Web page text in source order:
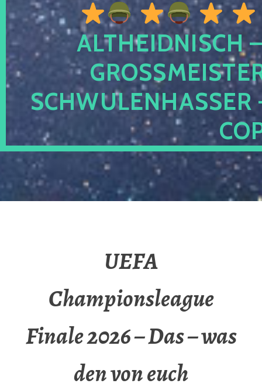
ALTHEIDNISCH
CHWULENHASSER
UEFA
Championsleague
Finale 2026 – Das – was
den von euch